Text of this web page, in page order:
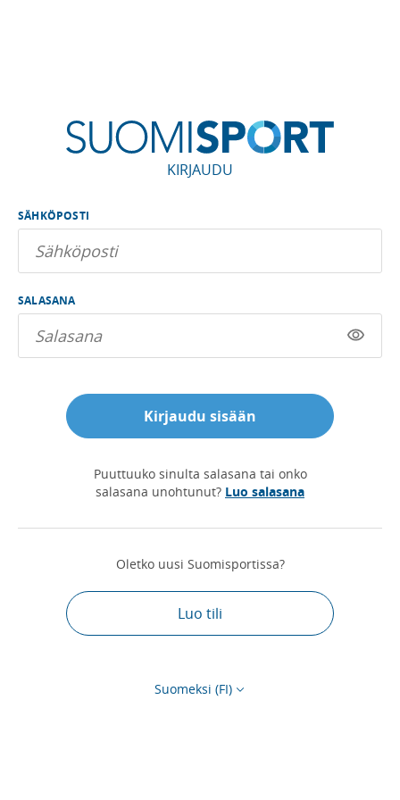
KIRJAUDU
SÄHKÖPOSTI
SALASANA
Kirjaudu sisään
Puuttuuko sinulta salasana tai onko
salasana unohtunut? Luo salasana
Oletko uusi Suomisportissa?
Luo tili
Suomeksi (FI)